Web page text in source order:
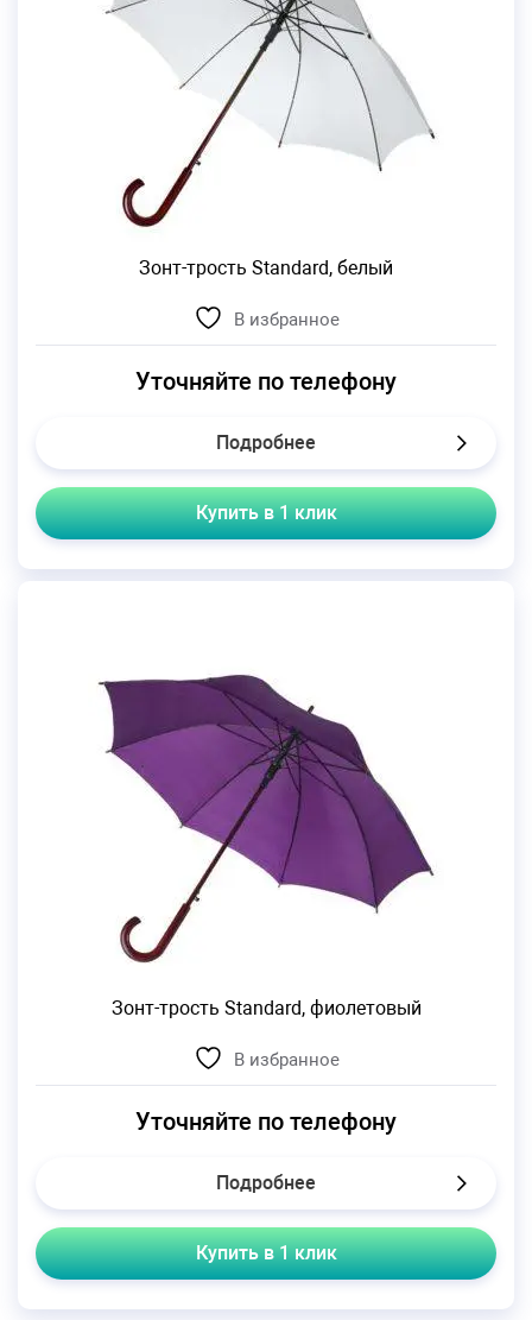
Зонт-трость Standard, белый
В избранное
Уточняйте по телефону
Подробнее
Купить в 1 клик
Зонт-трость Standard, фиолетовый
В избранное
Уточняйте по телефону
Подробнее
Купить в 1 клик